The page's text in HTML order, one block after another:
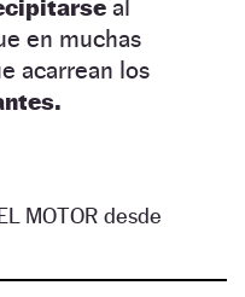
al
en muchas
acarrean los
MOTOR desde